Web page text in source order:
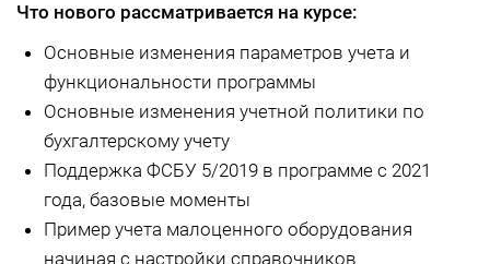
Что нового рассматривается на курсе:
Основные изменения параметров учета и
функциональности программы
Основные изменения учетной политики по
бухгалтерскому учету
Поддержка ФСБУ 5/2019 в программе с 2021
года, базовые моменты
Пример учета малоценного оборудования
начиная с настройки справочников